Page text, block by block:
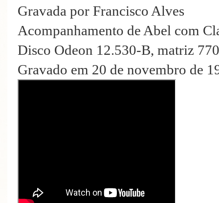
Gravada por Francisco Alves
Acompanhamento de Abel com
Disco Odeon 12.530-B, matriz
Gravado em 20 de novembro de